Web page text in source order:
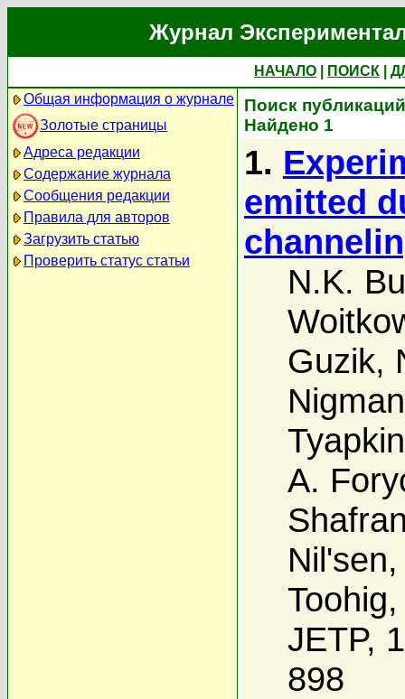
Журнал
НАЧАЛО ПОИСК
Общая информация о журнале
Золотые страницы
Адреса редакции
Содержание журнала
Сообщения редакции
Правила для авторов
Загрузить статью
Проверить статус статьи
Поиск
Найдено 1
1.
emitted
N.K.
Guzik,
Tyapkin
A.
Nil'sen
Toohig
JETP,
898